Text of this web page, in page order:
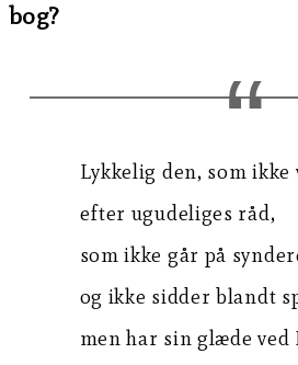
bog?
Lykkelig den, som ikke
efter ugudeliges råd,
som ikke går på
og ikke sidder blandt
men har sin glæde